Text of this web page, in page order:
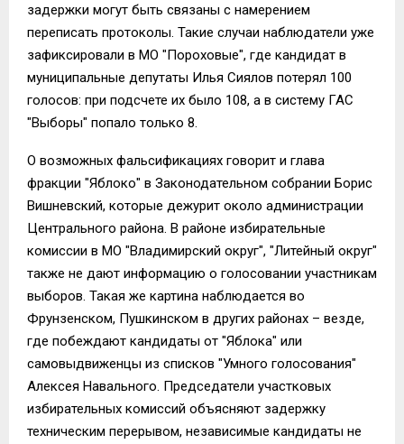
задержки могут быть связаны с намерением
переписать протоколы. Такие случаи наблюдатели уже
зафиксировали в МО "Пороховые", где кандидат в
муниципальные депутаты Илья Сиялов потерял 100
голосов: при подсчете их было 108, а в систему ГАС
"Выборы" попало только 8.
О возможных фальсификациях говорит и глава
фракции "Яблоко" в Законодательном собрании Борис
Вишневский, которые дежурит около администрации
Центрального района. В районе избирательные
комиссии в МО "Владимирский округ", "Литейный округ"
также не дают информацию о голосовании участникам
выборов. Такая же картина наблюдается во
Фрунзенском, Пушкинском в других районах – везде,
где побеждают кандидаты от "Яблока" или
самовыдвиженцы из списков "Умного голосования"
Алексея Навального. Председатели участковых
избирательных комиссий объясняют задержку
техническим перерывом, независимые кандидаты не